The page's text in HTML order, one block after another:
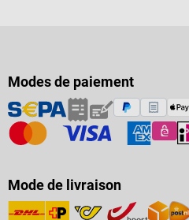
Modes de paiement
Mode de livraison